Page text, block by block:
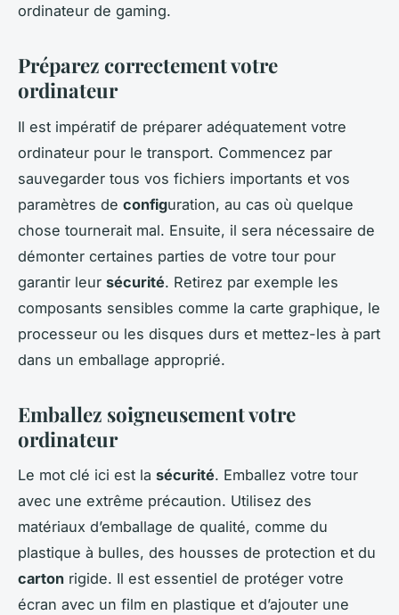
ordinateur de gaming.
Préparez correctement votre
ordinateur
Il est impératif de préparer adéquatement votre
ordinateur pour le transport. Commencez par
sauvegarder tous vos fichiers importants et vos
paramètres de configuration, au cas où quelque
chose tournerait mal. Ensuite, il sera nécessaire de
démonter certaines parties de votre tour pour
garantir leur sécurité. Retirez par exemple les
composants sensibles comme la carte graphique, le
processeur ou les disques durs et mettez-les à part
dans un emballage approprié.
Emballez soigneusement votre
ordinateur
Le mot clé ici est la sécurité. Emballez votre tour
avec une extrême précaution. Utilisez des
matériaux d’emballage de qualité, comme du
plastique à bulles, des housses de protection et du
carton rigide. Il est essentiel de protéger votre
écran avec un film en plastique et d’ajouter une